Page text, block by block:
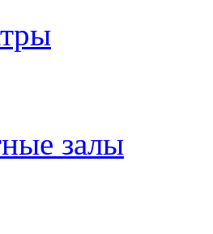
залы